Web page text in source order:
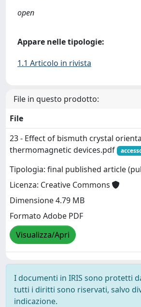
open
Appare nelle tipologie:
1.1 Articolo in rivista
File in questo prodotto:
File
23 - Effect of bismuth crystal
thermomagnetic devices.pdf
Tipologia: final published article
Licenza: Creative Commons
Dimensione 4.79 MB
Formato Adobe PDF
Visualizza/Apri
I documenti in IRIS sono protetti
tutti i diritti sono riservati, salvo
indicazione.